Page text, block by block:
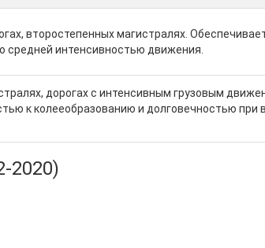
второстепенных магистралях.
средней интенсивностью движения.
дорогах с интенсивным грузовым
к колееобразованию и долговечностью при
2020)